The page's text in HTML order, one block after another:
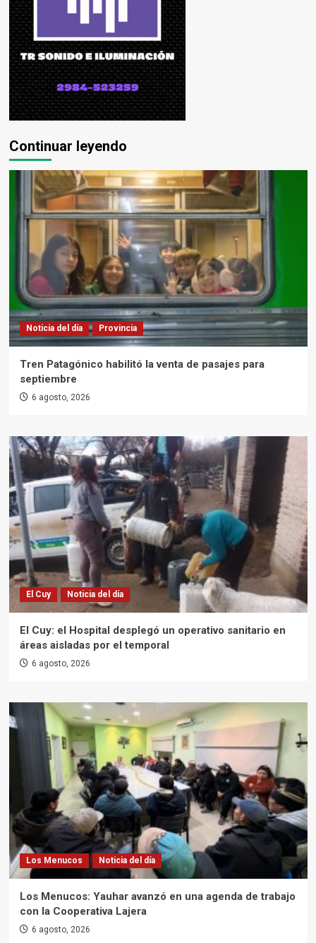
Continuar leyendo
Noticia del día Provincia
Tren Patagónico habilitó la venta de pasajes para
septiembre
6 agosto, 2026
El Cuy Noticia del día
El Cuy: el Hospital desplegó un operativo sanitario en
áreas aisladas por el temporal
6 agosto, 2026
Los Menucos Noticia del día
Los Menucos: Yauhar avanzó en una agenda de trabajo
con la Cooperativa Lajera
6 agosto, 2026